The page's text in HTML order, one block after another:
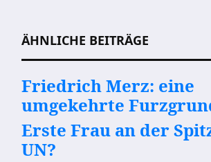
ÄHNLICHE BEITRÄGE
Friedrich Merz: eine
umgekehrte
Erste Frau an der
UN?